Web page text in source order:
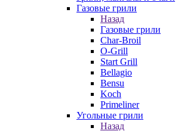
Газовые грили
Назад
Газовые грили
Char-Broil
O-Grill
Start Grill
Bellagio
Bensu
Koch
Primeliner
Угольные грили
Назад